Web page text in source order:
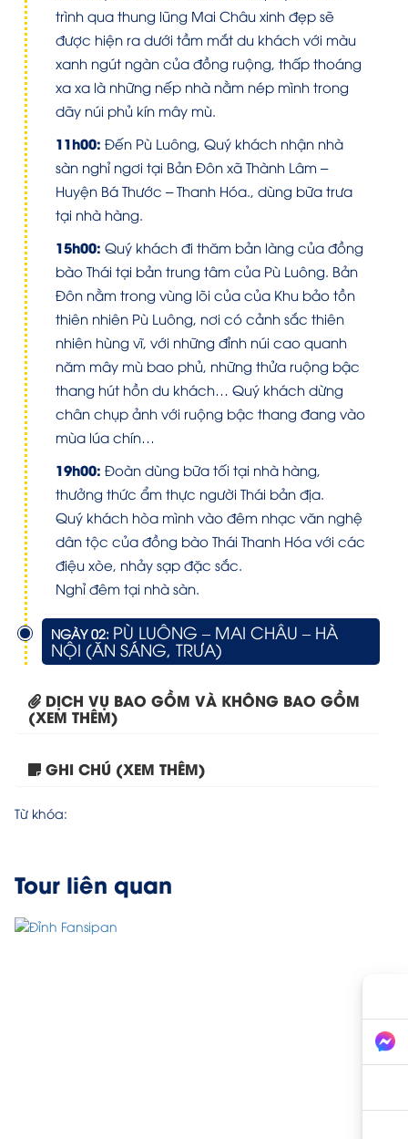
trình qua thung lũng Mai Châu xinh đẹp sẽ
được hiện ra dưới tầm mắt du khách với màu
xanh ngút ngàn của đồng ruộng, thấp thoáng
xa xa là những nếp nhà nằm nép mình trong
dãy núi phủ kín mây mù.
11h00: Đến Pù Luông, Quý khách nhận nhà
sàn nghỉ ngơi tại Bản Đôn xã Thành Lâm –
Huyện Bá Thước – Thanh Hóa., dùng bữa trưa
tại nhà hàng.
15h00: Quý khách đi thăm bản làng của đồng
bào Thái tại bản trung tâm của Pù Luông. Bản
Đôn nằm trong vùng lõi của của Khu bảo tồn
thiên nhiên Pù Luông, nơi có cảnh sắc thiên
nhiên hùng vĩ, với những đỉnh núi cao quanh
năm mây mù bao phủ, những thửa ruộng bậc
thang hút hồn du khách… Quý khách dừng
chân chụp ảnh với ruộng bậc thang đang vào
mùa lúa chín…
19h00: Đoàn dùng bữa tối tại nhà hàng,
thưởng thức ẩm thực người Thái bản địa.
Quý khách hòa mình vào đêm nhạc văn nghệ
dân tộc của đồng bào Thái Thanh Hóa với các
điệu xòe, nhảy sạp đặc sắc.
Nghỉ đêm tại nhà sàn.
NGÀY 02: PÙ LUÔNG – MAI CHÂU – HÀ
NỘI (ĂN SÁNG, TRƯA)
DỊCH VỤ BAO GỒM VÀ KHÔNG BAO GỒM
(XEM THÊM)
GHI CHÚ (XEM THÊM)
Từ khóa:
Tour liên quan
Tour Đà Nẵng – Ninh...